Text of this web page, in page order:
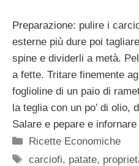
Preparazione: pulire i
esterne più dure poi
spine e dividerli a metà.
a fette. Tritare finemente
foglioline di un paio di
la teglia con un po’ di olio,
Salare e pepare e
Categorie
Ricette Economiche
Tag
carciofi, patate,